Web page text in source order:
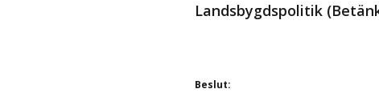
Landsbygdspolitik
Beslut: